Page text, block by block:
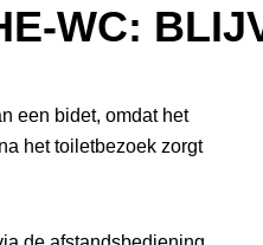
WC:
een bidet, omdat het
het toiletbezoek zorgt